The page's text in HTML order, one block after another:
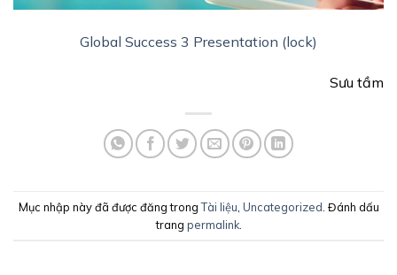
Global Success 3 Presentation (lock)
Sưu tầm
Mục nhập này đã được đăng trongTài liệu Uncategorized . Đánh dấu
trang permalink.